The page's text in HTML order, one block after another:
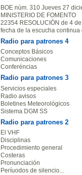
BOE núm. 310 Jueves 27
MINISTERIO DE FOMENTO
22354 RESOLUCIÓN de 4
fecha de la escucha
Radio para patrones 4
Conceptos Básicos
Comunicaciones
Conferéncias
Radio para patrones 3
Servicios especiales
Radio avisos
Boletines Meteorológicos
Sistema DGM SS
Radio para patrones 2
El VHF
Disciplinas
Procedimiento general
Costeras
Pronunciación
Períuodos de silencio...